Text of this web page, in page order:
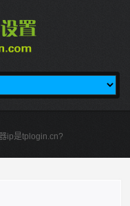
ip是tplogin.cn?